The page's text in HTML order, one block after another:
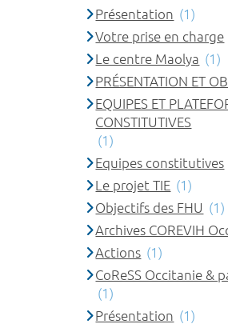
Présentation (1)
Votre prise en charge
Le centre Maolya (1)
PRÉSENTATION ET
EQUIPES ET
CONSTITUTIVES
(1)
Equipes constitutives
Le projet TIE (1)
Objectifs des FHU (1)
Archives COREVIH
Actions (1)
CoReSS Occitanie &
(1)
Présentation (1)